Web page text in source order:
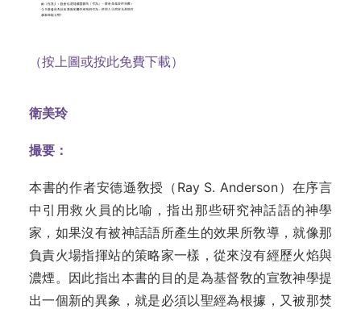
（按上圖或按此免費下載）
衛美玲
撮要：
本書的作者安德遜敎授（Ray S. Anderson）在序言
中引用救火員的比喻，指出那些研究神話語的神學
家，如果沒有被神話語所產生的效果所敎導，就像那
負責火場指揮站的策略家一樣，從來沒有經歷火焰與
濃煙。因此指出本書的目的是為基督敎的宣敎神學提
出一個新的異象，就是必須以聖經為根據，又被那焚